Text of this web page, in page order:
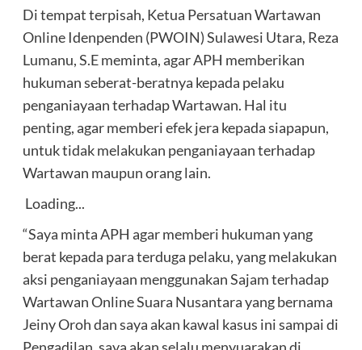
Di tempat terpisah, Ketua Persatuan Wartawan
Online Idenpenden (PWOIN) Sulawesi Utara, Reza
Lumanu, S.E meminta, agar APH memberikan
hukuman seberat-beratnya kepada pelaku
penganiayaan terhadap Wartawan. Hal itu
penting, agar memberi efek jera kepada siapapun,
untuk tidak melakukan penganiayaan terhadap
Wartawan maupun orang lain.
Loading...
“Saya minta APH agar memberi hukuman yang
berat kepada para terduga pelaku, yang melakukan
aksi penganiayaan menggunakan Sajam terhadap
Wartawan Online Suara Nusantara yang bernama
Jeiny Oroh dan saya akan kawal kasus ini sampai di